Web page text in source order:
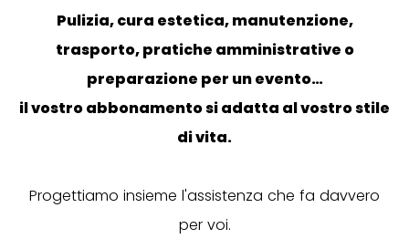
Pulizia, cura estetica, manutenzione,
trasporto, pratiche amministrative o
preparazione per un evento…
il vostro abbonamento si adatta al vostro stile
di vita.
Progettiamo insieme l'assistenza che fa davvero
per voi.